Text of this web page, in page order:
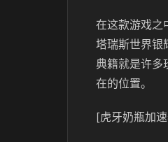
在这款游戏之
塔瑞斯世界银
典籍就是许多
在的位置。
[虎牙奶瓶加